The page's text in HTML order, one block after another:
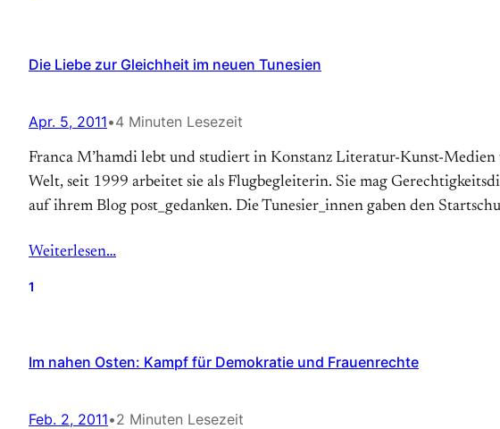
Die Liebe zur Gleichheit im neuen Tunesien
Apr. 5, 2011•4 Minuten Lesezeit
Franca M’hamdi lebt und studiert in Konstanz Literatur-Kunst-­
Welt, seit 1999 arbeitet sie als Flug­begleiterin. Sie mag
auf ihrem Blog post_gedanken. Die Tunesier_innen gaben den
Weiterlesen…
1
Im nahen Osten: Kampf für Demokratie und Frauenrechte
Feb. 2, 2011•2 Minuten Lesezeit